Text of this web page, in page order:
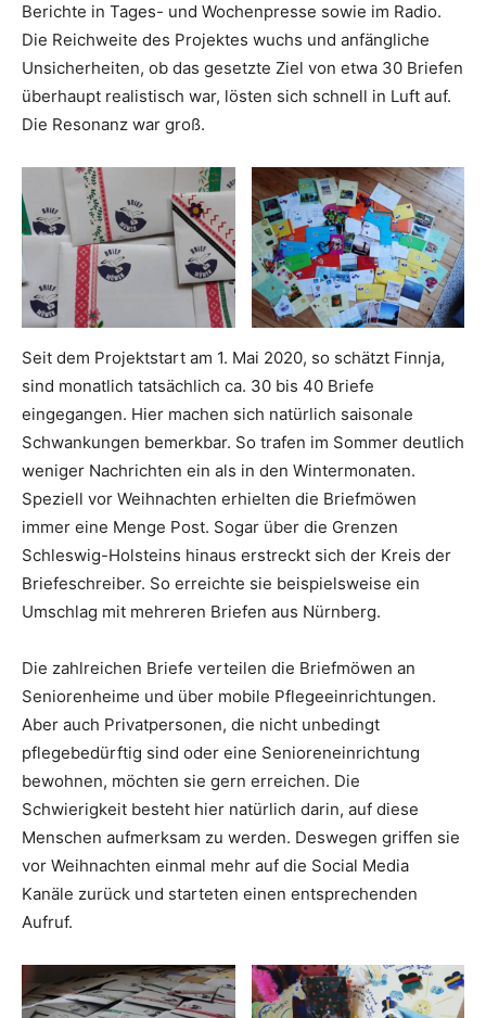
Berichte in Tages- und Wochenpresse sowie im Radio.
Die Reichweite des Projektes wuchs und anfängliche
Unsicherheiten, ob das gesetzte Ziel von etwa 30 Briefen
überhaupt realistisch war, lösten sich schnell in Luft auf.
Die Resonanz war groß.
Seit dem Projektstart am 1. Mai 2020, so schätzt Finnja,
sind monatlich tatsächlich ca. 30 bis 40 Briefe
eingegangen. Hier machen sich natürlich saisonale
Schwankungen bemerkbar. So trafen im Sommer deutlich
weniger Nachrichten ein als in den Wintermonaten.
Speziell vor Weihnachten erhielten die Briefmöwen
immer eine Menge Post. Sogar über die Grenzen
Schleswig-Holsteins hinaus erstreckt sich der Kreis der
Briefeschreiber. So erreichte sie beispielsweise ein
Umschlag mit mehreren Briefen aus Nürnberg.
Die zahlreichen Briefe verteilen die Briefmöwen an
Seniorenheime und über mobile Pflegeeinrichtungen.
Aber auch Privatpersonen, die nicht unbedingt
pflegebedürftig sind oder eine Senioreneinrichtung
bewohnen, möchten sie gern erreichen. Die
Schwierigkeit besteht hier natürlich darin, auf diese
Menschen aufmerksam zu werden. Deswegen griffen sie
vor Weihnachten einmal mehr auf die Social Media
Kanäle zurück und starteten einen entsprechenden
Aufruf.